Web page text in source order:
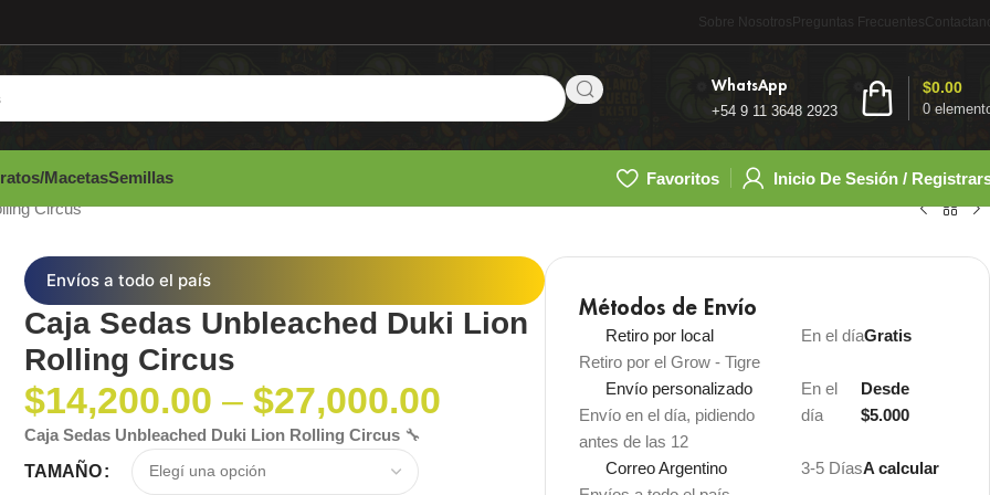
Sobre Nosotros Preguntas Frecuentes
WhatsApp
+54 9 11 3648 2923 0
$0.00
MacetasSemillas Favoritos
Inicio De Sesión /
Circus
Envíos a todo el país
Caja Sedas Unbleached Duki Lion
Rolling Circus
$14,200.00 – $27,000.00
Caja Sedas Unbleached Duki Lion Rolling Circus 🔧
TAMAÑO
Métodos de Envío
Retiro por local
Retiro por el Grow - Tigre
En el díaGratis
Envío personalizado
Envío en el día, pidiendo
antes de las 12
En el
día
Desde
$5.000
Correo Argentino
3-5 DíasA calcular